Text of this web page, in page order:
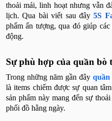
thoải mái, linh hoạt nhưng vẫn
lịch. Qua bài viết sau đây5S
phẩm ấn tượng, qua đó giúp
động.
Sự phù hợp của quần bò
Trong những năm gần đây quần
là items chiếm được sự quan
sản phẩm này mang đến sự
phối đồ hằng ngày.